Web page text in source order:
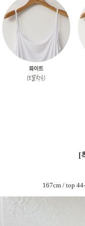
[
167cm / top